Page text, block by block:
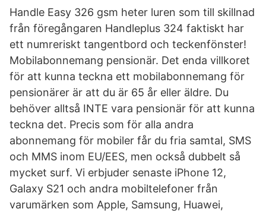
Handle Easy 326 gsm heter luren som till skillnad
från föregångaren Handleplus 324 faktiskt har
ett numreriskt tangentbord och teckenfönster!
Mobilabonnemang pensionär. Det enda villkoret
för att kunna teckna ett mobilabonnemang för
pensionärer är att du är 65 år eller äldre. Du
behöver alltså INTE vara pensionär för att kunna
teckna det. Precis som för alla andra
abonnemang för mobiler får du fria samtal, SMS
och MMS inom EU/EES, men också dubbelt så
mycket surf. Vi erbjuder senaste iPhone 12,
Galaxy S21 och andra mobiltelefoner från
varumärken som Apple, Samsung, Huawei,